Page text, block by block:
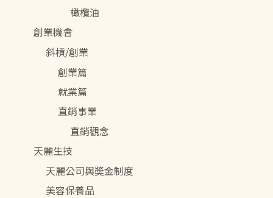
橄欖油
創業機會
斜槓/創業
創業篇
就業篇
直銷事業
直銷觀念
天麗生技
天麗公司與奬金制度
美容保養品